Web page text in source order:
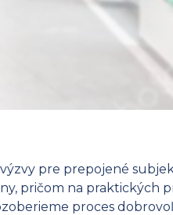
pre prepojené
pričom na praktických
proces